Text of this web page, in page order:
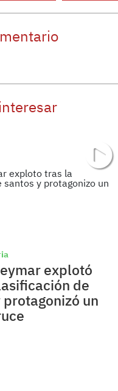
explotó
de
protagonizó un